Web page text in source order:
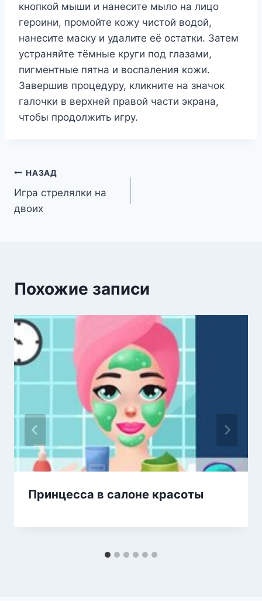
кнопкой мыши и нанесите мыло на лицо
героини, промойте кожу чистой водой,
нанесите маску и удалите её остатки. Затем
устраняйте тёмные круги под глазами,
пигментные пятна и воспаления кожи.
Завершив процедуру, кликните на значок
галочки в верхней правой части экрана,
чтобы продолжить игру.
Навигация
по
НАЗАД
Игра стрелялки на
двоих
Похожие записи
Принцесса в салоне красоты